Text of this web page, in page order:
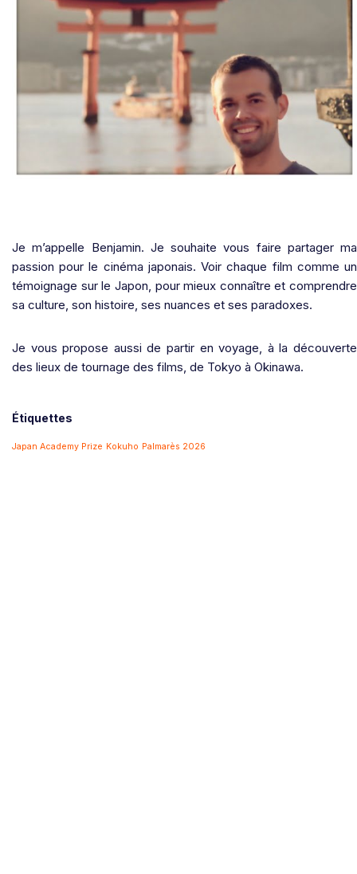
Je m’appelle Benjamin. Je souhaite vous faire partager ma
passion pour le cinéma japonais. Voir chaque film comme un
témoignage sur le Japon, pour mieux connaître et comprendre
sa culture, son histoire, ses nuances et ses paradoxes.
Je vous propose aussi de partir en voyage, à la découverte
des lieux de tournage des films, de Tokyo à Okinawa.
Étiquettes
Japan Academy Prize Kokuho Palmarès 2026